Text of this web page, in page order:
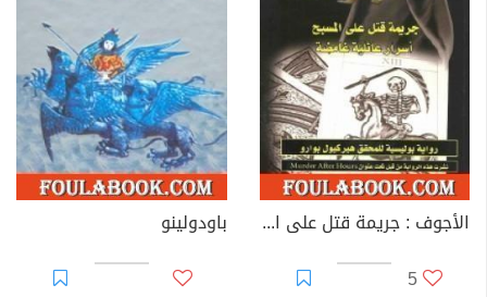
الأجوف : جريمة قتل على المسبح أسرار عائلية غامضة
5
باودولينو